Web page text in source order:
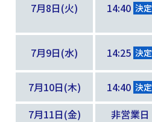
7月8日(火) 14:40 決定
7月9日(水) 14:25 決定
7月10日(木) 14:40 決定
7月11日(金)
非営業日